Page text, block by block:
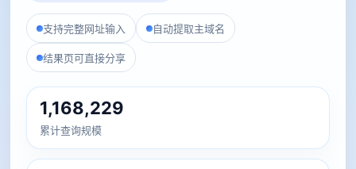
支持完整网址输入 自动提取主域名
结果页可直接分享
1,168,229
累计查询规模